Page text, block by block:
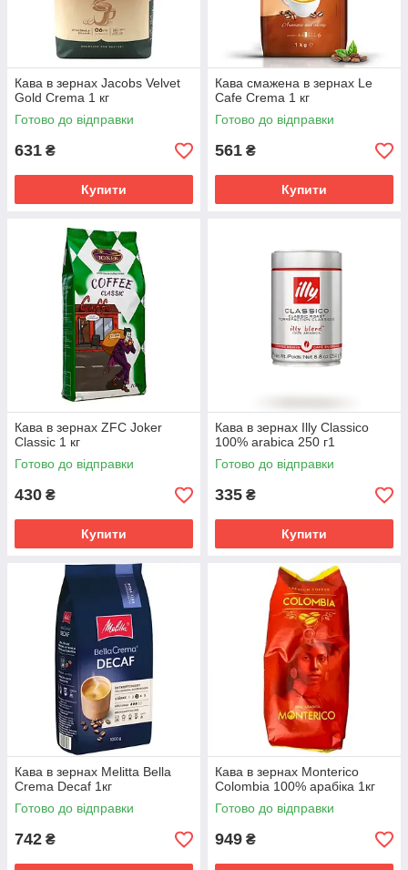
Кава в зернах Jacobs Velvet
Gold Crema 1 кг
Готово до відправки
631 ₴
Купити
Кава смажена в зернах Le
Cafe Crema 1 кг
Готово до відправки
561 ₴
Купити
Кава в зернах ZFC Joker
Classic 1 кг
Готово до відправки
430 ₴
Купити
Кава в зернах Illy Classico
100% arabica 250 г1
Готово до відправки
335 ₴
Купити
Кава в зернах Melitta Bella
Crema Decaf 1кг
Готово до відправки
742 ₴
Кава в зернах Monterico
Colombia 100% арабіка 1кг
Готово до відправки
949 ₴